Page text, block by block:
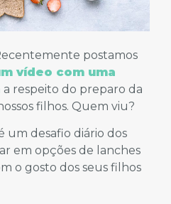
postamos
vídeo com uma
a respeito do preparo da
filhos. Quem viu?
um desafio diário dos
em opções de lanches
o gosto dos seus filhos